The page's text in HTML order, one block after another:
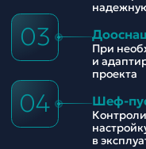
03
При
и
проекта
04 Шеф-
в